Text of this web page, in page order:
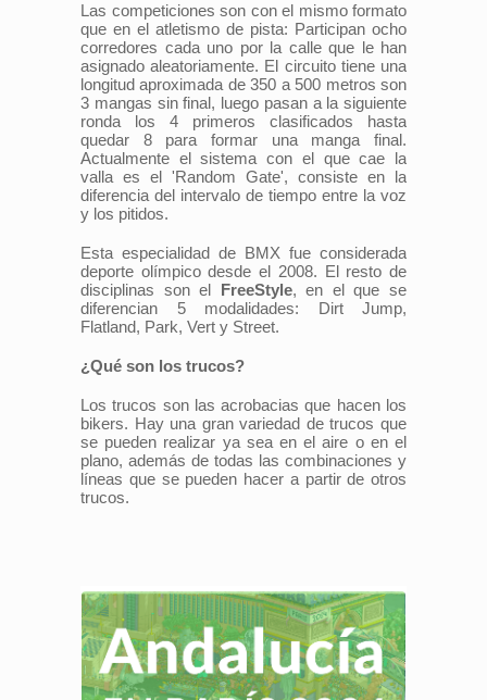
Las competiciones son con el mismo formato
que en el atletismo de pista: Participan ocho
corredores cada uno por la calle que le han
asignado aleatoriamente. El circuito tiene una
longitud aproximada de 350 a 500 metros son
3 mangas sin final, luego pasan a la siguiente
ronda los 4 primeros clasificados hasta
quedar 8 para formar una manga final.
Actualmente el sistema con el que cae la
valla es el 'Random Gate', consiste en la
diferencia del intervalo de tiempo entre la voz
y los pitidos.
Esta especialidad de BMX fue considerada
deporte olímpico desde el 2008. El resto de
disciplinas son el FreeStyle, en el que se
diferencian 5 modalidades: Dirt Jump,
Flatland, Park, Vert y Street.
¿Qué son los trucos?
Los trucos son las acrobacias que hacen los
bikers. Hay una gran variedad de trucos que
se pueden realizar ya sea en el aire o en el
plano, además de todas las combinaciones y
líneas que se pueden hacer a partir de otros
trucos.